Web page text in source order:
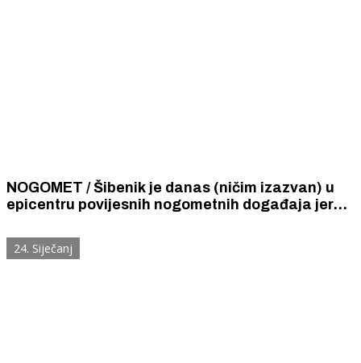
NOGOMET / Šibenik je danas (ničim izazvan) u
epicentru povijesnih nogometnih događaja jer
iako je već ispao u Drugu ligu.
24. Siječanj